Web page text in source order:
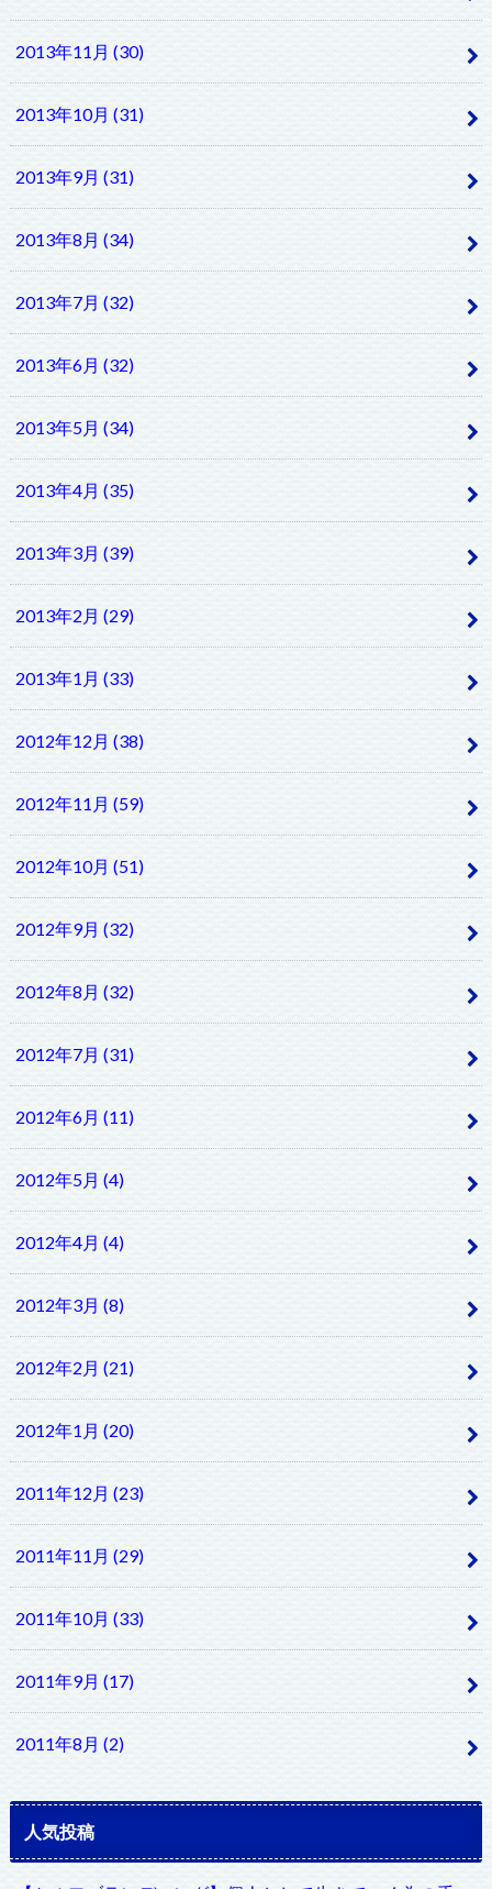
2013年11月 (30)
2013年10月 (31)
2013年9月 (31)
2013年8月 (34)
2013年7月 (32)
2013年6月 (32)
2013年5月 (34)
2013年4月 (35)
2013年3月 (39)
2013年2月 (29)
2013年1月 (33)
2012年12月 (38)
2012年11月 (59)
2012年10月 (51)
2012年9月 (32)
2012年8月 (32)
2012年7月 (31)
2012年6月 (11)
2012年5月 (4)
2012年4月 (4)
2012年3月 (8)
2012年2月 (21)
2012年1月 (20)
2011年12月 (23)
2011年11月 (29)
2011年10月 (33)
2011年9月 (17)
2011年8月 (2)
人気投稿